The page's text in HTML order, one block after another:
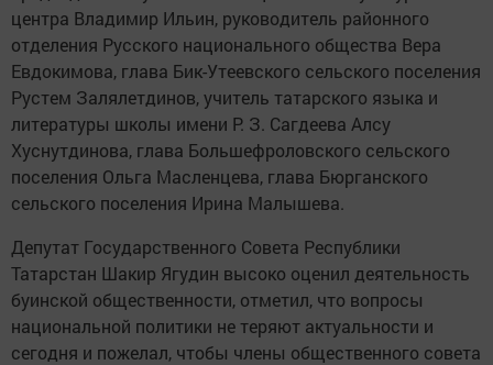
центра Владимир Ильин, руководитель районного
отделения Русского национального общества Вера
Евдокимова, глава Бик-Утеевского сельского поселения
Рустем Залялетдинов, учитель татарского языка и
литературы школы имени Р. З. Сагдеева Алсу
Хуснутдинова, глава Большефроловского сельского
поселения Ольга Масленцева, глава Бюрганского
сельского поселения Ирина Малышева.
Депутат Государственного Совета Республики
Татарстан Шакир Ягудин высоко оценил деятельность
буинской общественности, отметил, что вопросы
национальной политики не теряют актуальности и
сегодня и пожелал, чтобы члены общественного совета